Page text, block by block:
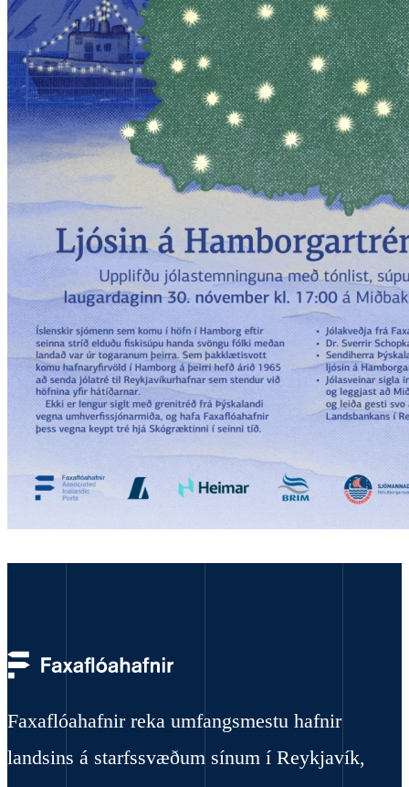
Faxaflóahafnir reka umfangsmestu hafnir
landsins á starfssvæðum sínum í Reykjavík,